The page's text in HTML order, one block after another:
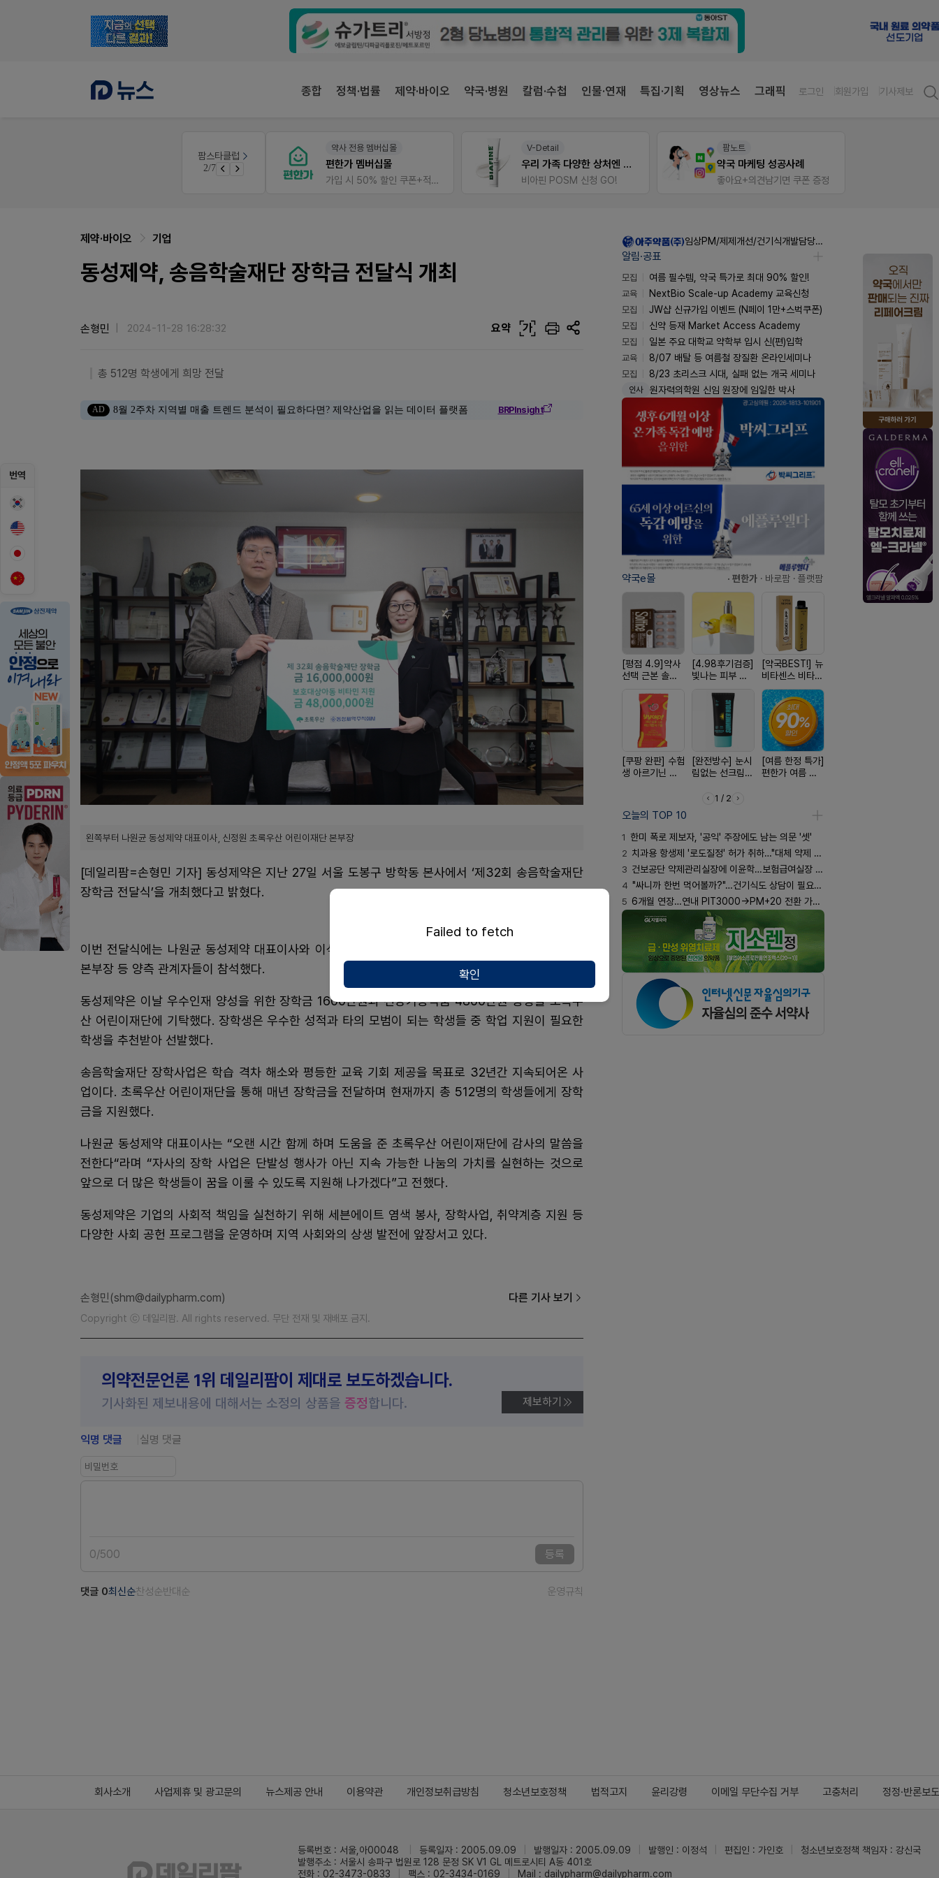
종합 정책·법률 제약·바이오 약국·병원 칼럼·수첩 인물·연재 특집·기획 영상뉴스 그래픽 로그인 회원가입 기사제보
팜스타클럽
3/7
V-Detail
비아핀 POSM 신청 GO!
팜노트
약국 마케팅 성공사례
좋아요+의견남기면 쿠폰 증정
팜노트
이달의 약국 신제품(8월호)
좋아요+의견남기면 쿠폰 증정
번역
제약·바이오 기업
동성제약, 송음학술재단 장학금 전달식 개최
손형민 2024-11-28 16:28:32 요약 가
총 512명 학생에게 희망 전달
AD 8월 2주차 지역별 매출 트렌드 분석이 필요하다면? 제약산업을 읽는 데이터 플랫폼 BRPInsight
왼쪽부터 나원균 동성제약 대표이사, 신정원 초록우산 어린이재단 본부장
[데일리팜=손형민 기자] 동성제약은 지난 27일 서울 도봉구 방학동 본사에서 ‘제32회 송음학술재단
장학금 전달식’을 개최했다고 밝혔다.
이번 전달식에는 나원균 동성제약 대표이사와 이석원 ESG경영부 이사, 신정원초록우산 어린이재단
본부장 등 양측 관계자들이 참석했다.
동성제약은 이날 우수인재 양성을 위한 장학금 1600만원과 건강기능식품 4800만원 상당을 초록우
산 어린이재단에 기탁했다. 장학생은 우수한 성적과 타의 모범이 되는 학생들 중 학업 지원이 필요한
학생을 추천받아 선발했다.
송음학술재단 장학사업은 학습 격차 해소와 평등한 교육 기회 제공을 목표로 32년간 지속되어온 사
업이다. 초록우산 어린이재단을 통해 매년 장학금을 전달하며 현재까지 총 512명의 학생들에게 장학
금을 지원했다.
나원균 동성제약 대표이사는 “오랜 시간 함께 하며 도움을 준 초록우산 어린이재단에 감사의 말씀을
전한다“라며 “자사의 장학 사업은 단발성 행사가 아닌 지속 가능한 나눔의 가치를 실현하는 것으로
앞으로 더 많은 학생들이 꿈을 이룰 수 있도록 지원해 나가겠다”고 전했다.
동성제약은 기업의 사회적 책임을 실천하기 위해 세븐에이트 염색 봉사, 장학사업, 취약계층 지원 등
다양한 사회 공헌 프로그램을 운영하며 지역 사회와의 상생 발전에 앞장서고 있다.
손형민(shm@dailypharm.com) 다른 기사 보기
Copyright ⓒ 데일리팜. All rights reserved. 무단 전재 및 재배포 금지.
의약전문언론 1위 데일리팜이 제대로 보도하겠습니다.
기사화된 제보내용에 대해서는 소정의 상품을 증정합니다. 제보하기
익명 댓글 실명 댓글
0/500 등록
댓글 0최신순찬성순반대순 운영규칙
임상PM/제제개선/건기식개발담당 채용
알림·공표
모집
여름 필수템, 약국 특가로 최대 90% 할인!
교육
NextBio Scale-up Academy 교육신청
모집
JW샵 신규가입 이벤트 (N페이 1만+스벅쿠폰)
모집
신약 등재 Market Access Academy
모집
일본 주요 대학교 약학부 입시 신(편)입학
교육
8/07 배탈 등 여름철 장질환 온라인세미나
모집
8/23 초리스크 시대, 실패 없는 개국 세미나
인사 원자력의학원 신임 원장에 임일한 박사
약국e몰 · 편한가 · 바로팜 · 플랫팜
[평점 4.9]약사
선택 근본 솔루
[4.98후기검증]
빛나는 피부 오
[약국BEST!] 뉴
비타센스 비타민
흡입기
[쿠팡 완판] 수험
생 아르기닌 에
[완전방수] 눈시
림없는 선크림
[여름 한정 특가]
편한가 여름 쿨
1 / 2
오늘의 TOP 10
1 한미 폭로 제보자, '공익' 주장에도 남는 의문 '셋'
2 치과용 항생제 '로도질정' 허가 취하…"대체 약제 충분"
3 건보공단 약제관리실장에 이윤학…보험급여실장 윤유경
4 "싸니까 한번 먹어볼까?"…건기식도 상담이 필요한 이유
5 6개월 연장…연내 PIT3000→PM+20 전환 가능할까
회사소개 사업제휴 및 광고문의 뉴스제공 안내 이용약관 개인정보취급방침 청소년보호정책 법적고지 윤리강령 이메일 무단수집 거부 고충처리 정정·반론보도
등록번호 : 서울,아00048 등록일자 : 2005.09.09 발행일자 : 2005.09.09 발행인 : 이정석 편집인 : 가인호
청소년보호정책 책임자 : 강신국
발행주소 : 서울시 송파구 법원로 128 문정 SK V1 GL 메트로시티 A동 401호
전화 : 02-3473-0833
팩스 : 02-3434-0169 Mail : dailypharm@dailypharm.com
Failed to fetch
확인